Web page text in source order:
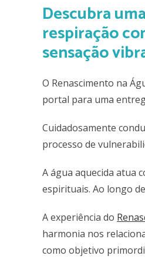
Descubra
respiração
sensação
O Renascimento na
portal para uma
Cuidadosamente
processo de
A água aquecida atua
espirituais. Ao longo
A experiência do
harmonia nos
como objetivo